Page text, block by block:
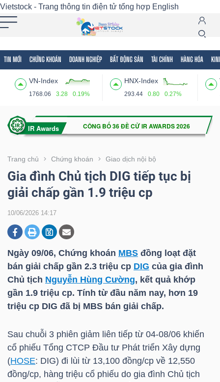
Vietstock - Trang thông tin điện tử tổng hợp English
TIN MỚI CHỨNG KHOÁN DOANH NGHIỆP BẤT ĐỘNG SẢN TÀI CHÍNH HÀNG HÓA
VN-Index
1768.06 3.28 0.19%
HNX-Index
293.44 0.80 0.27%
Trang chủ Chứng khoán Giao dịch nội bộ
Gia đình Chủ tịch DIG tiếp tục bị
giải chấp gần 1.9 triệu cp
10/06/2026 14:17
Ngày 09/06, Chứng khoán MBS đồng loạt đặt
bán giải chấp gần 2.3 triệu cp DIG của gia đình
Chủ tịch Nguyễn Hùng Cường, kết quả khớp
gần 1.9 triệu cp. Tính từ đầu năm nay, hơn 19
triệu cp DIG đã bị MBS bán giải chấp.
Sau chuỗi 3 phiên giảm liên tiếp từ 04-08/06 khiến
cổ phiếu Tổng CTCP Đầu tư Phát triển Xây dựng
(HOSE: DIG) đi lùi từ 13,100 đồng/cp về 12,550
đồng/cp, hàng triệu cổ phiếu do gia đình Chủ tịch
Tất cả Tính năng Ngành Mã chứng khoán
Tính
(-)
VIETSTOCK
CHỨNG
DOANH
NGHIỆP